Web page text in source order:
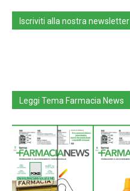
Iscriviti alla nostra newsletter
Leggi Tema Farmacia News